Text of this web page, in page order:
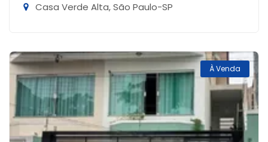
Casa Verde Alta, São Paulo-SP
À Venda